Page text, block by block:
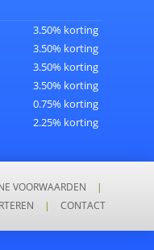
3.50% korting
3.50% korting
3.50% korting
3.50% korting
0.75% korting
2.25% korting
VOORWAARDEN
|
| CONTACT